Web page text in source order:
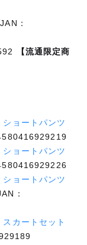
：
【流通限定商
ョートパンツ
ョートパンツ
ョートパンツ
：
カートセット